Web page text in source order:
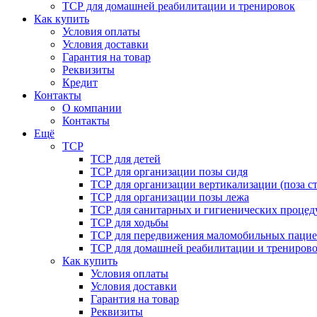
ТСР для домашней реабилитации и тренировок
Как купить
Условия оплаты
Условия доставки
Гарантия на товар
Реквизиты
Кредит
Контакты
О компании
Контакты
Ещё
ТСР
ТСР для детей
ТСР для организации позы сидя
ТСР для организации вертикализации (поза
ТСР для организации позы лежа
ТСР для санитарных и гигиенических
ТСР для ходьбы
ТСР для передвижения маломобильных
ТСР для домашней реабилитации и
Как купить
Условия оплаты
Условия доставки
Гарантия на товар
Реквизиты